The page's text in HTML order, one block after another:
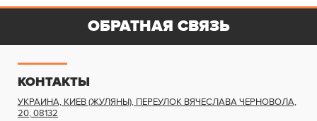
КОНТАКТЫ
УКРАИНА, КИЕВ (ЖУЛЯНЫ), ПЕРЕУЛОК ВЯЧЕСЛАВА ЧЕРНОВОЛА,
20,08132
ОБРАТНАЯ СВЯЗЬ